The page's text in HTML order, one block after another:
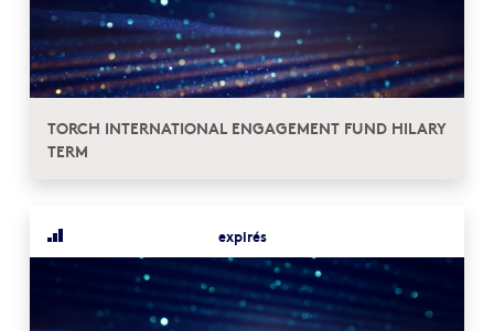
TORCH INTERNATIONAL ENGAGEMENT FUND HILARY
TERM
expirés